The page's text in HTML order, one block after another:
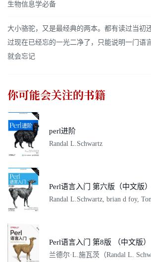
生物信息学必备
大小骆驼，又是最经典的两本。都有读过当初
过现在已经忘的一光二净了，只能说明一门语
就会忘记
你可能会关注的书籍
perl进阶
Randal L.Schwartz
Perl语言入门 第六版（中文版）
Randal L.Schwartz, brian d foy,
Perl语言入门 第8版 （中文版）
兰德尔·L.施瓦茨（Randal L.